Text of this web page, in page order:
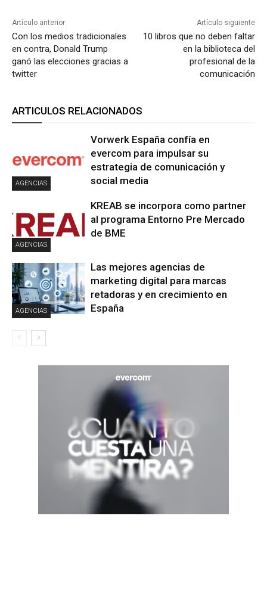
Artículo anterior
Con los medios tradicionales
en contra, Donald Trump
ganó las elecciones gracias a
twitter
Artículo siguiente
10 libros que no deben faltar
en la biblioteca del
profesional de la
comunicación
ARTICULOS RELACIONADOS
AGENCIAS
Vorwerk España confía en
evercom para impulsar su
estrategia de comunicación y
social media
AGENCIAS
KREAB se incorpora como partner
al programa Entorno Pre Mercado
de BME
AGENCIAS
Las mejores agencias de
marketing digital para marcas
retadoras y en crecimiento en
España